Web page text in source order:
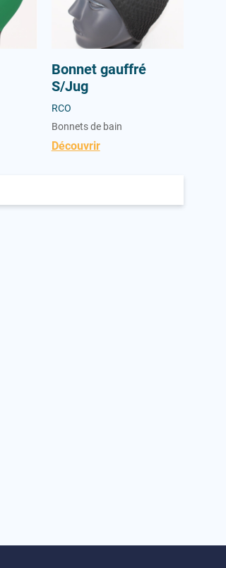
Bonnet gauffré
S/Jug
RCO
Bonnets de bain
Découvrir